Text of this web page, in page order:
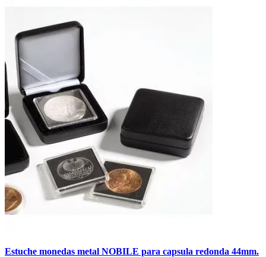
Estuche monedas metal NOBILE para capsula redonda 44mm.